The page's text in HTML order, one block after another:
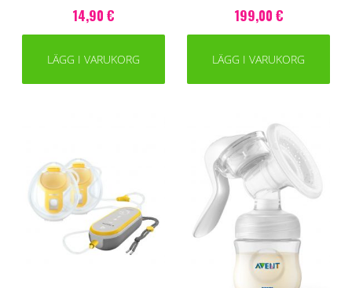
14,90 €
LÄGG I VARUKORG
199,00 €
LÄGG I VARUKORG